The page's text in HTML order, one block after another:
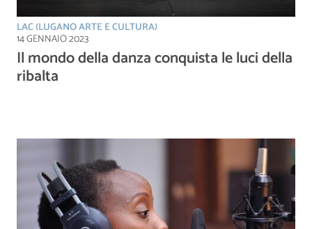
LAC (LUGANO ARTE E CULTURA)
14 GENNAIO 2023
Il mondo della danza conquista le luci della
ribalta